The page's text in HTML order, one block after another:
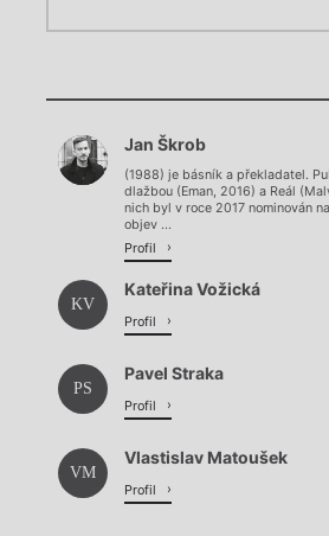
Chviličku.
Jan Škrob
(1988) je básník a překladatel.
dlažbou (Eman, 2016) a Reál
nich byl v roce 2017 nominován
objev ...
Profil
KV
Kateřina Vožická
Profil
PS
Pavel Straka
Profil
VM
Vlastislav Matoušek
Profil